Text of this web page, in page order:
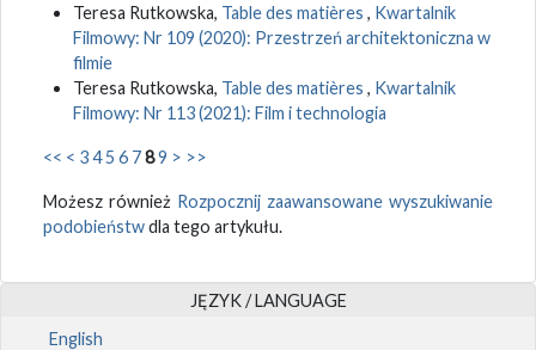
Teresa Rutkowska, Table des matières , Kwartalnik
Filmowy: Nr 109 (2020): Przestrzeń architektoniczna w
filmie
Teresa Rutkowska, Table des matières , Kwartalnik
Filmowy: Nr 113 (2021): Film i technologia
<< < 345 6 789 > >>
Możesz również Rozpocznij zaawansowane wyszukiwanie
podobieństwdla tego artykułu.
JĘZYK / LANGUAGE
English